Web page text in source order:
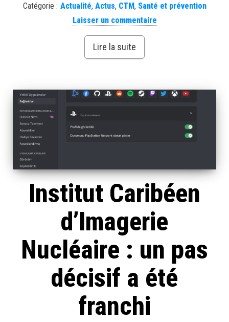
Catégorie : Actualité, Actus, CTM, Santé et prévention
Laisser un commentaire
Lire la suite
Institut Caribéen
d’Imagerie
Nucléaire : un pas
décisif a été
franchi